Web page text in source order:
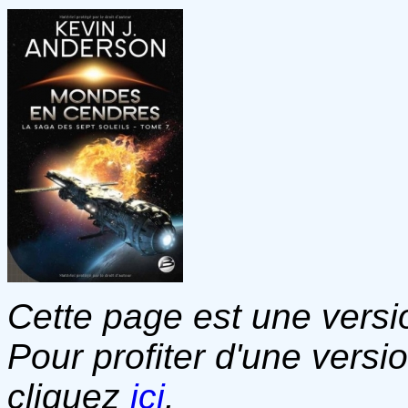
Cette page est une
Pour profiter d'une
cliquez ici.